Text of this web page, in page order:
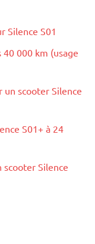
Silence S01
40 000 km (usage
scooter Silence
S01+ à 24
scooter Silence